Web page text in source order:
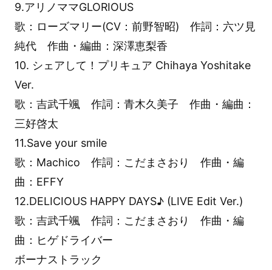
9.アリノママGLORIOUS
歌：ローズマリー(CV：前野智昭) 作詞：六ツ見
純代 作曲・編曲：深澤恵梨香
10. シェアして！プリキュア Chihaya Yoshitake
Ver.
歌：吉武千颯 作詞：青木久美子 作曲・編曲：
三好啓太
11.Save your smile
歌：Machico 作詞：こだまさおり 作曲・編
曲：EFFY
12.DELICIOUS HAPPY DAYS♪ (LIVE Edit Ver.)
歌：吉武千颯 作詞：こだまさおり 作曲・編
曲：ヒゲドライバー
ボーナストラック